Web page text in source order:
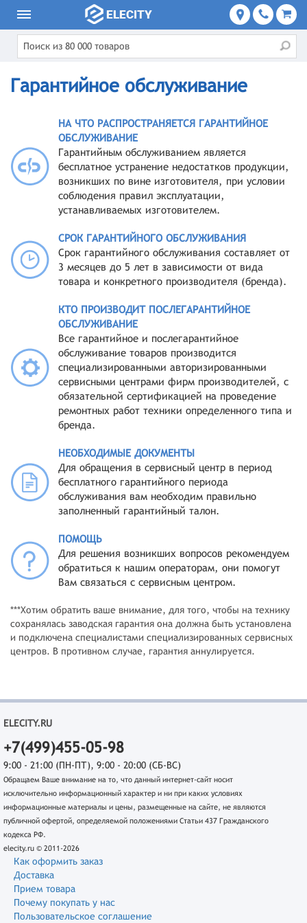
Гарантийное обслуживание
НА ЧТО РАСПРОСТРАНЯЕТСЯ ГАРАНТИЙНОЕ
ОБСЛУЖИВАНИЕ
Гарантийным обслуживанием является
бесплатное устранение недостатков продукции,
возникших по вине изготовителя, при условии
соблюдения правил эксплуатации,
устанавливаемых изготовителем.
СРОК ГАРАНТИЙНОГО ОБСЛУЖИВАНИЯ
Срок гарантийного обслуживания составляет от
3 месяцев до 5 лет в зависимости от вида
товара и конкретного производителя (бренда).
КТО ПРОИЗВОДИТ ПОСЛЕГАРАНТИЙНОЕ
ОБСЛУЖИВАНИЕ
Все гарантийное и послегарантийное
обслуживание товаров производится
специализированными авторизированными
сервисными центрами фирм производителей, с
обязательной сертификацией на проведение
ремонтных работ техники определенного типа и
бренда.
НЕОБХОДИМЫЕ ДОКУМЕНТЫ
Для обращения в сервисный центр в период
бесплатного гарантийного периода
обслуживания вам необходим правильно
заполненный гарантийный талон.
ПОМОЩЬ
Для решения возникших вопросов рекомендуем
обратиться к нашим операторам, они помогут
Вам связаться с сервисным центром.
***Хотим обратить ваше внимание, для того, чтобы на технику
сохранялась заводская гарантия она должна быть установлена
и подключена специалистами специализированных сервисных
центров. В противном случае, гарантия аннулируется.
ELECITY.RU
+7(499)455-05-98
9:00 - 21:00 (ПН-ПТ), 9:00 - 20:00 (СБ-ВС)
Обращаем Ваше внимание на то, что данный интернет-сайт носит
исключительно информационный характер и ни при каких условиях
информационные материалы и цены, размещенные на сайте, не являются
публичной офертой, определяемой положениями Статьи 437 Гражданского
кодекса РФ.
elecity.ru © 2011-2026
Как оформить заказ
Доставка
Прием товара
Почему покупать у нас
Пользовательское соглашение